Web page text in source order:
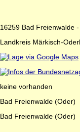
16259 Bad Freienwalde
Landkreis Märkisch-
keine vorhanden
Bad Freienwalde (Oder)
Bad Freienwalde (Oder)